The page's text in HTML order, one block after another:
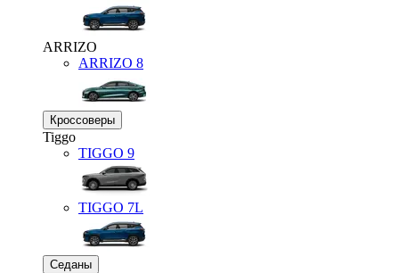
ARRIZO
ARRIZO 8
Кроссоверы
Tiggo
TIGGO 9
TIGGO 7L
Седаны